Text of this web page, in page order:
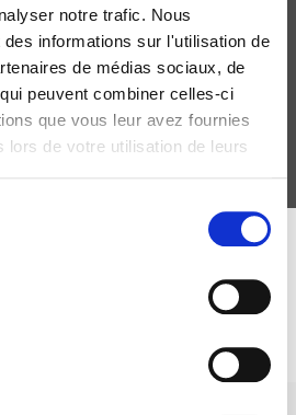
notre trafic. Nous
des informations sur l'utilisation de
de médias sociaux, de
peuvent combiner celles-ci
que vous leur avez fournies
lors de votre utilisation de leurs
79, 2018
rapports au travail et à l'emploi